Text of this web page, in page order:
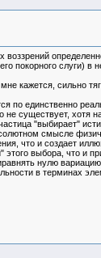
слуги) в
кажется, сильно
единственно
существует, хотя
"выбирает"
смысле
что и создает
выбора, что и
нулю
в терминах